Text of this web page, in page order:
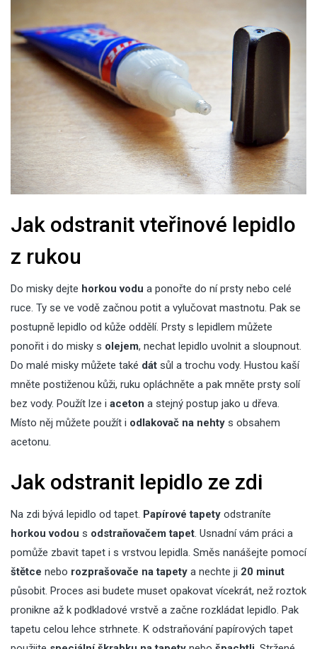
Jak odstranit vteřinové lepidlo
z rukou
Do misky dejte horkou vodu a ponořte do ní prsty nebo celé
ruce. Ty se ve vodě začnou potit a vylučovat mastnotu. Pak se
postupně lepidlo od kůže oddělí. Prsty s lepidlem můžete
ponořit i do misky s olejem, nechat lepidlo uvolnit a sloupnout.
Do malé misky můžete také dát sůl a trochu vody. Hustou kaší
mněte postiženou kůži, ruku opláchněte a pak mněte prsty solí
bez vody. Použít lze i aceton a stejný postup jako u dřeva.
Místo něj můžete použít i odlakovač na nehty s obsahem
acetonu.
Jak odstranit lepidlo ze zdi
Na zdi bývá lepidlo od tapet. Papírové tapety odstraníte
horkou vodou s odstraňovačem tapet. Usnadní vám práci a
pomůže zbavit tapet i s vrstvou lepidla. Směs nanášejte pomocí
štětce nebo rozprašovače na tapety a nechte ji 20 minut
působit. Proces asi budete muset opakovat vícekrát, než roztok
pronikne až k podkladové vrstvě a začne rozkládat lepidlo. Pak
tapetu celou lehce strhnete. K odstraňování papírových tapet